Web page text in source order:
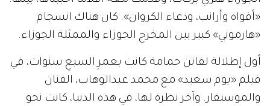
«أفواه وأرانب، ودعاء الكروان». كان هناك انسجام
«هارموني» كبير بين المخرج الجوزاء والممثلة الجوزاء.
أول إطلالة لفاتن حمامة كانت بعمرِ السبعِ سنوات، في
فيلم «يوم سعيد» مع محمد عبدالوهاب، الفنان
والموسيقار. وآخر نظرة لها، في هذه الدنيا، كانت نحو